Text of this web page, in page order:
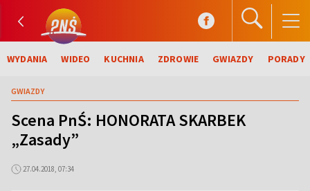
WYDANIA WIDEO KUCHNIA ZDROWIE GWIAZDY PORADY
GWIAZDY
Scena PnŚ: HONORATA SKARBEK
„Zasady”
27.04.2018, 07:34